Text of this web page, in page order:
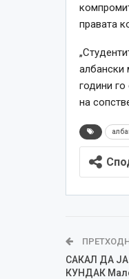
правата
албански
години го
на
САКАЛ ДА
КУНДАК